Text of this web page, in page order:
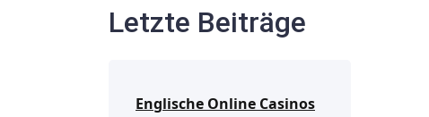
Letzte Beiträge
Englische Online Casinos